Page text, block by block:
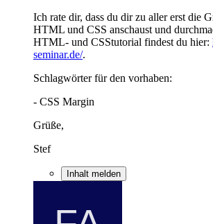
Ich rate dir, dass du dir zu aller erst die
HTML und CSS anschaust und
HTML- und CSStutorial findest du hier:
seminar.de/.
Schlagwörter für den vorhaben:
- CSS Margin
Grüße,
Stef
Inhalt melden